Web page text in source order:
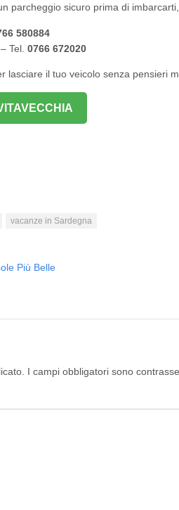
parcheggio sicuro prima di
580884
– Tel. 0766 672020
lasciare il tuo veicolo senza pensieri
vacanze in Sardegna
Più Belle
I campi obbligatori sono